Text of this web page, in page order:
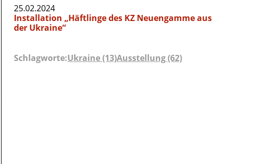
25.02.2024
Installation „Häftlinge des KZ Neuengamme aus
der Ukraine“
Schlagworte:Ukraine (13)Ausstellung (62)